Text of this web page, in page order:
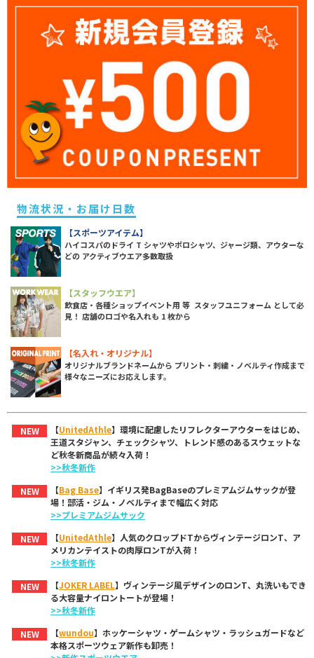
物流状況・お届け日数
【スポーツアイテム】
ハイコスパのドライ T シャツやポロシャツ、ジャージ類、アウターな
どの アクティブウエア多数取扱
【スタッフウエア】
飲食店・各種ショップイベント用 等 スタッフユニフォーム として必
見！ 店舗のロゴや名入れも 1 枚から
【名入れ・オリジナル】
オリジナルブランドネームから プリント・刺繍・ノベルティ作成まで
様々なニーズにお応えします。
NEW 【UnitedAthle】環境に配慮したリフレクターアウターをはじめ、
王道スタジャン、チェックシャツ、トレンド感のあるスウェットな
ど秋冬新商品が続々入荷！
>>秋冬新作
NEW
【Bag Base】イギリス発BagBaseのプレミアムジムサックが登
場！部活・ジム・ノベルティまで幅広く対応
>>プレミアムジムサック
NEW
【UnitedAthle】人気のクロップドTからヴィンテージロンT、ア
メリカンテイストの肉厚ロンTが入荷！
>>秋冬新作
NEW
【JOKER LABEL】ヴィンテージ風デザインのロンT、丸洗いもでき
る大容量ナイロントートが登場！
>>秋冬新作
NEW
【wundou】ホッケーシャツ・ゲームシャツ・ラッシュガードなど
本格スポーツウェア新作も卸売！